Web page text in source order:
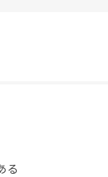
る